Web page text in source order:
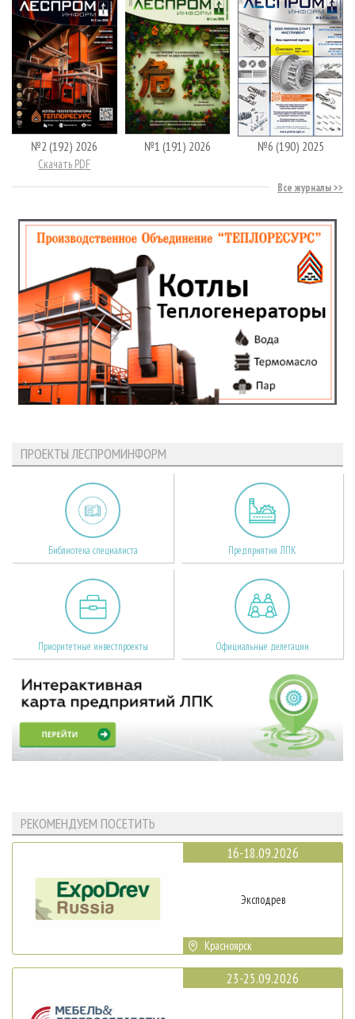
№2 (192) 2026
Скачать PDF
№1 (191) 2026 №6 (190) 2025
Все журналы
ПРОЕКТЫ ЛЕСПРОМИНФОРМ
Библиотека специалиста Предприятия ЛПК
Приоритетные инвестпроекты Официальные делегации
РЕКОМЕНДУЕМ ПОСЕТИТЬ
16-18.09.2026
Эксподрев
Красноярск
23-25.09.2026